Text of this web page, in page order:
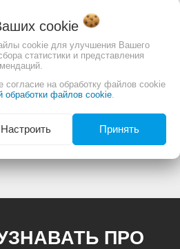
66
3/8
1,6
могут
Полное описание:
ПРО
cookie
cookie для улучшения Вашего
статистики и представления
на обработку файлов cookie
обработки файлов cookie.
Настроить Принять